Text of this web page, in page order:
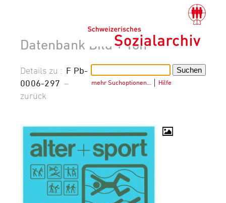
Datenbank Bild + Ton
mehr Suchoptionen… Hilfe
Details zu : F Pb-
0006-297 –
zurück